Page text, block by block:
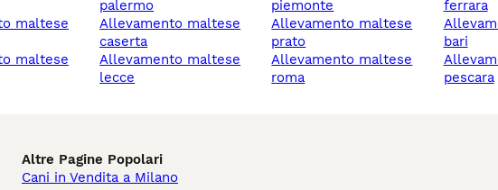
palermo
allevamento maltese
caserta
allevamento maltese
lecce
piemonte
allevamento maltese
prato
allevamento maltese
roma
ferrara
allevamento maltese
bari
allevamento maltese
pescara
Altre Pagine Popolari
Cani in Vendita a Milano